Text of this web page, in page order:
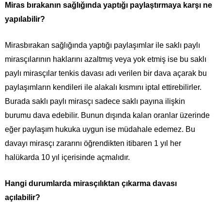
Miras bırakanın sağlığında yaptığı paylaştırmaya karşı ne
yapılabilir?
Mirasbırakan sağlığında yaptığı paylaşımlar ile saklı paylı
mirasçılarının haklarını azaltmış veya yok etmiş ise bu saklı
paylı mirasçılar tenkis davası adı verilen bir dava açarak bu
paylaşımların kendileri ile alakalı kısmını iptal ettirebilirler.
Burada saklı paylı mirasçı sadece saklı payına ilişkin
burumu dava edebilir. Bunun dışında kalan oranlar üzerinde
eğer paylaşım hukuka uygun ise müdahale edemez. Bu
davayı mirasçı zararını öğrendikten itibaren 1 yıl her
halükarda 10 yıl içerisinde açmalıdır.
Hangi durumlarda mirasçılıktan çıkarma davası
açılabilir?